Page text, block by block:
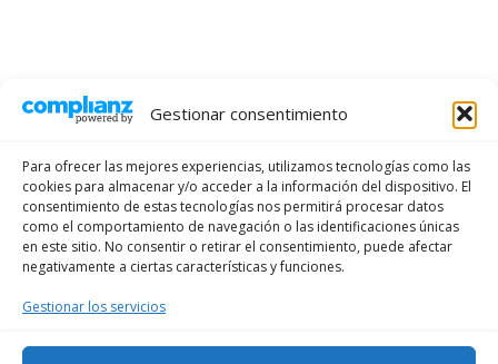
Gestionar consentimiento
Para ofrecer las mejores experiencias, utilizamos tecnologías como las
cookies para almacenar y/o acceder a la información del dispositivo. El
consentimiento de estas tecnologías nos permitirá procesar datos
como el comportamiento de navegación o las identificaciones únicas
en este sitio. No consentir o retirar el consentimiento, puede afectar
negativamente a ciertas características y funciones.
Gestionar los servicios